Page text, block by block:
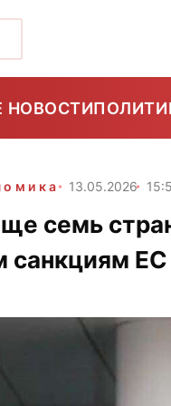
НОВОСТИ
13.05.2026
семь
санкциям